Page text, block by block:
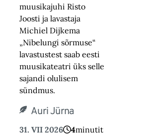
muusikajuhi Risto
Joosti ja lavastaja
Michiel Dijkema
„Nibelungi sõrmuse“
lavastustest saab eesti
muusikateatri üks selle
sajandi olulisem
sündmus.
Auri Jürna
31. VII 2026 4minutit